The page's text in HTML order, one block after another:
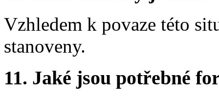
Vzhledem k povaze této
stanoveny.
11. Jaké jsou potřebné